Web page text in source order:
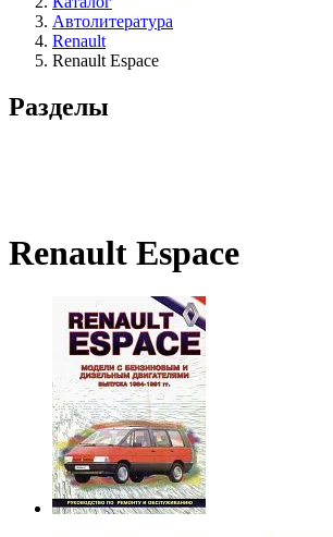
Автолитература
Renault
Renault Espace
Разделы
Renault Espace